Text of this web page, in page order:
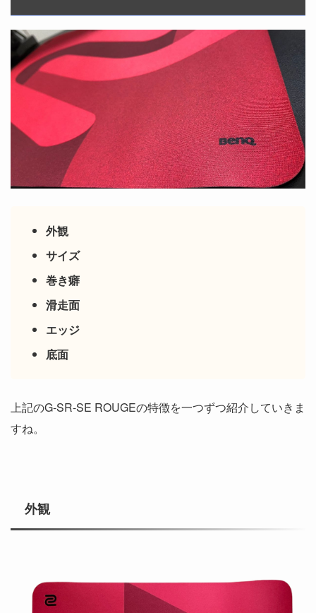
外観
サイズ
巻き癖
滑走面
エッジ
底面
上記のG-SR-SE ROUGEの特徴を一つずつ紹介していきま
すね。
外観